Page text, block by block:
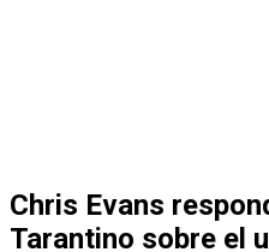
Chris Evans
Tarantino sobre el